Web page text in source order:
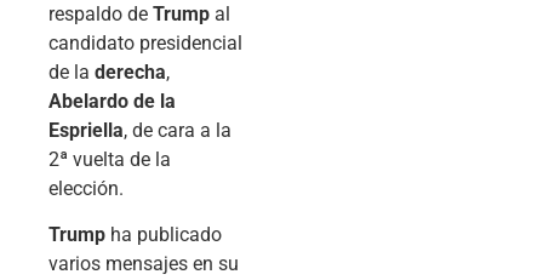
respaldo de Trump al
candidato presidencial
de la derecha,
Abelardo de la
Espriella, de cara a la
2ª vuelta de la
elección.
Trump ha publicado
varios mensajes en su